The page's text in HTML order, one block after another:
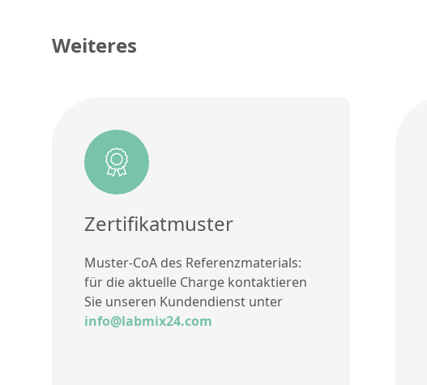
Weiteres
Zertifikatmuster
Muster-CoA des Referenzmaterials:
für die aktuelle Charge kontaktieren
Sie unseren Kundendienst unter
info@labmix24.com